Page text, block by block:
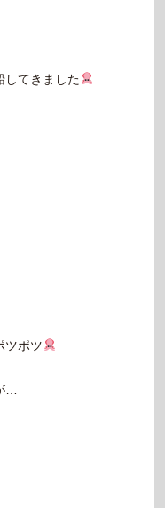
してきました
ツポツ
…